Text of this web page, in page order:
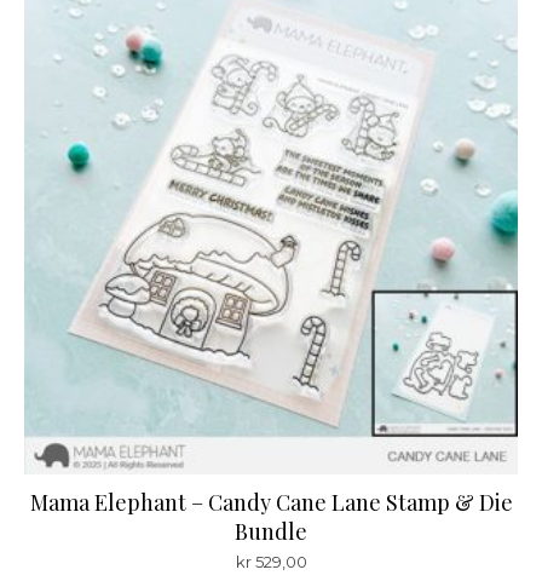
Mama Elephant – Candy Cane Lane Stamp & Die
Bundle
kr529,00